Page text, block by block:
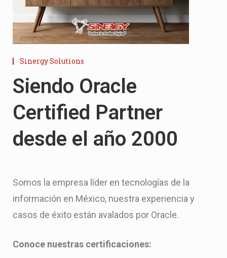
Sinergy Solutions
Siendo Oracle
Certified Partner
desde el año 2000
Somos la empresa líder en tecnologías de la
información en México, nuestra experiencia y
casos de éxito están avalados por Oracle.
Conoce nuestras certificaciones: